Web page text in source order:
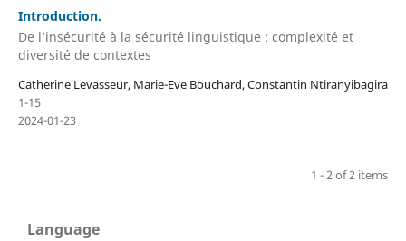
Introduction.
De l’insécurité à la sécurité linguistique : complexité et
diversité de contextes
Catherine Levasseur, Marie-Eve Bouchard, Constantin Ntiranyibagira
1-15
2024-01-23
1 - 2 of 2 items
Language